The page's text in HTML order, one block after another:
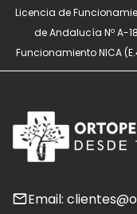
Licencia de
de Andalucía Nº A-
Funcionamiento NICA
Email: